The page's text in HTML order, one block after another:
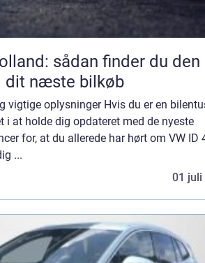
sådan finder du den
dit næste bilkøb
vigtige oplysninger Hvis du er en
i at holde dig opdateret med de nyeste
for, at du allerede har hørt om VW ID
...
01 juli